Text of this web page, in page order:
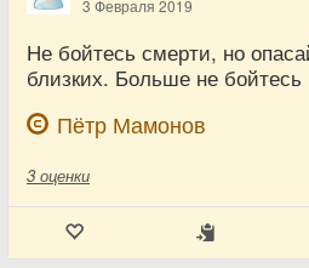
3 Февраля 2019
Не бойтесь смерти, но
близких. Больше не бойтесь
Пётр Мамонов
3 оценки